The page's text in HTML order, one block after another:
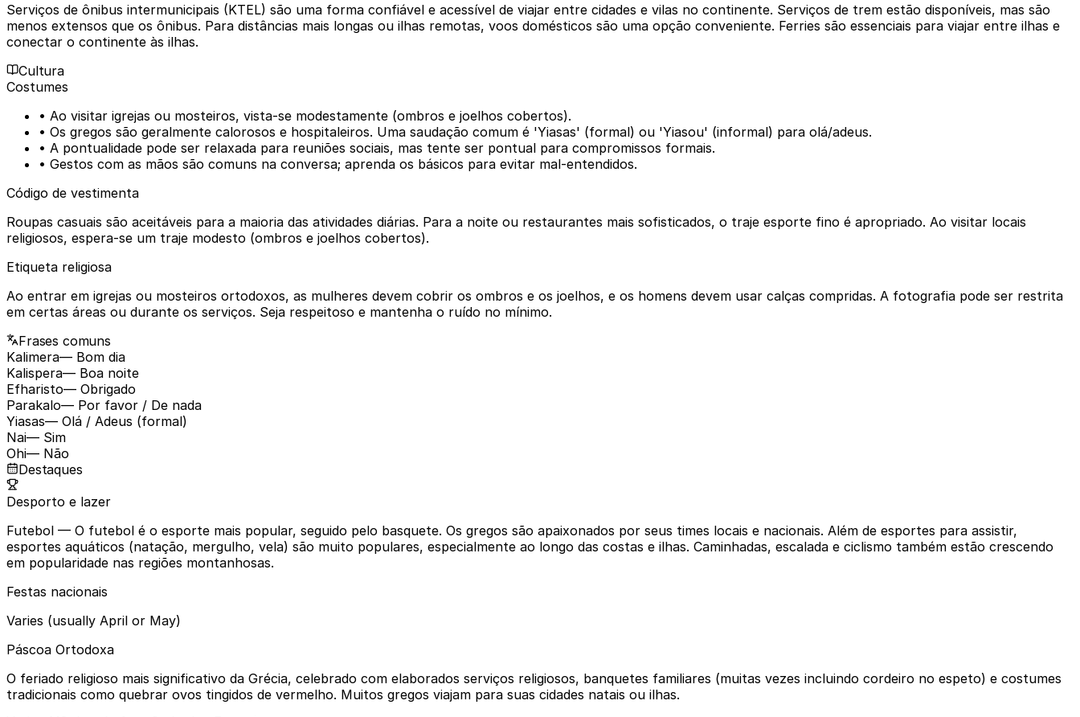
Serviços de ônibus intermunicipais (KTEL) são uma forma confiável e acessível de viajar entre cidades e vilas no continente. Serviços de trem estão disponíveis, mas são
menos extensos que os ônibus. Para distâncias mais longas ou ilhas remotas, voos domésticos são uma opção conveniente. Ferries são essenciais para viajar entre ilhas e
conectar o continente às ilhas.
Cultura
Costumes
• Ao visitar igrejas ou mosteiros, vista-se modestamente (ombros e joelhos cobertos).
• Os gregos são geralmente calorosos e hospitaleiros. Uma saudação comum é 'Yiasas' (formal) ou 'Yiasou' (informal) para olá/adeus.
• A pontualidade pode ser relaxada para reuniões sociais, mas tente ser pontual para compromissos formais.
• Gestos com as mãos são comuns na conversa; aprenda os básicos para evitar mal-entendidos.
Código de vestimenta
Roupas casuais são aceitáveis para a maioria das atividades diárias. Para a noite ou restaurantes mais sofisticados, o traje esporte fino é apropriado. Ao visitar locais
religiosos, espera-se um traje modesto (ombros e joelhos cobertos).
Etiqueta religiosa
Ao entrar em igrejas ou mosteiros ortodoxos, as mulheres devem cobrir os ombros e os joelhos, e os homens devem usar calças compridas. A fotografia pode ser restrita
em certas áreas ou durante os serviços. Seja respeitoso e mantenha o ruído no mínimo.
Frases comuns
Kalimera— Bom dia
Kalispera— Boa noite
Efharisto— Obrigado
Parakalo— Por favor / De nada
Yiasas— Olá / Adeus (formal)
Nai— Sim
Ohi— Não
Destaques
Desporto e lazer
Futebol — O futebol é o esporte mais popular, seguido pelo basquete. Os gregos são apaixonados por seus times locais e nacionais. Além de esportes para assistir,
esportes aquáticos (natação, mergulho, vela) são muito populares, especialmente ao longo das costas e ilhas. Caminhadas, escalada e ciclismo também estão crescendo
em popularidade nas regiões montanhosas.
Festas nacionais
Varies (usually April or May)
Páscoa Ortodoxa
O feriado religioso mais significativo da Grécia, celebrado com elaborados serviços religiosos, banquetes familiares (muitas vezes incluindo cordeiro no espeto) e costumes
tradicionais como quebrar ovos tingidos de vermelho. Muitos gregos viajam para suas cidades natais ou ilhas.